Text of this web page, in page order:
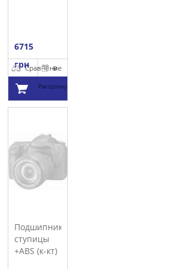
6715
грнСравнение
В
Рассрочку
корзину
Подшипник
ступицы
+ABS (к-кт)